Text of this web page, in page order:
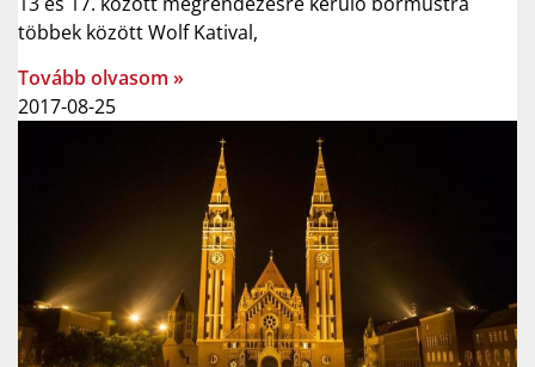
többek között Wolf Katival,
Tovább olvasom »
2017-08-25